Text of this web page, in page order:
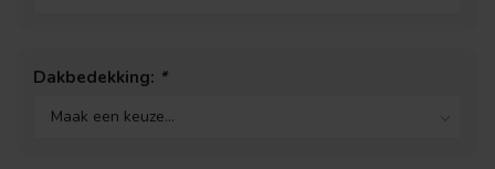
Dakbedekking: *